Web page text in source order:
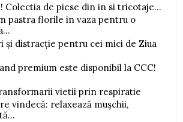
Colectia de piese din in si tricotaje...
pastra florile in vaza pentru o
și distracție pentru cei mici de Ziua
premium este disponibil la CCC!
vietii prin respiratie
vindecă: relaxează mușchii,